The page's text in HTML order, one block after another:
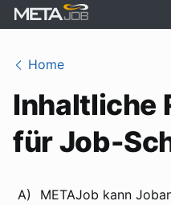
Home
Inhaltliche
für Job-
A)
METAJob kann